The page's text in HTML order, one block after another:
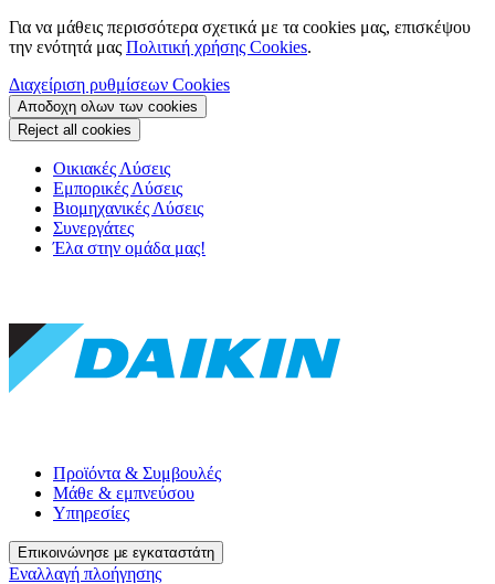
Για να μάθεις περισσότερα σχετικά με τα cookies μας, επισκέψου
την ενότητά μας Πολιτική χρήσης Cookies.
Διαχείριση ρυθμίσεων Cookies
Αποδοχη ολων των cookies
Reject all cookies
Οικιακές Λύσεις
Εμπορικές Λύσεις
Βιομηχανικές Λύσεις
Συνεργάτες
Έλα στην ομάδα μας!
Προϊόντα & Συμβουλές
Μάθε & εμπνεύσου
Υπηρεσίες
Επικοινώνησε με εγκαταστάτη
Εναλλαγή πλοήγησης